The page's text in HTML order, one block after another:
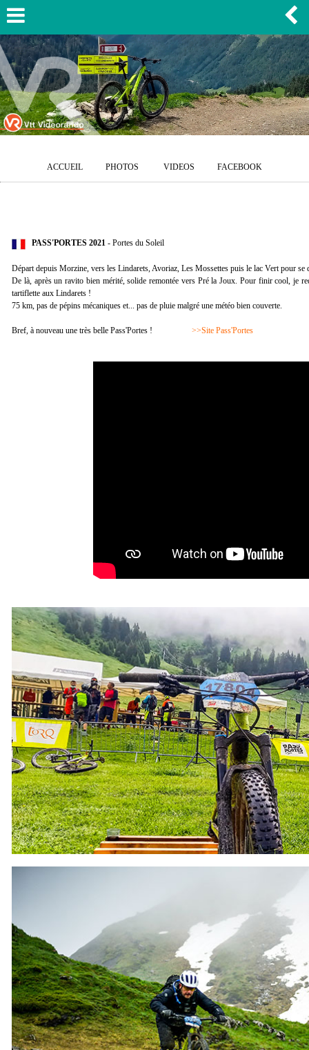
ACCUEIL PHOTOS VIDEOS FACEBOOK
PASS'PORTES 2021 - Portes du Soleil
Départ depuis Morzine, vers les Lindarets, Avoriaz, Les Mossettes puis le lac Vert pour se
De là, après un ravito bien mérité, solide remontée vers Pré la Joux. Pour finir cool, je
tartiflette aux Lindarets !
75 km, pas de pépins mécaniques et... pas de pluie malgré une météo bien couverte.
Bref, à nouveau une très belle Pass'Portes ! >>Site Pass'Portes